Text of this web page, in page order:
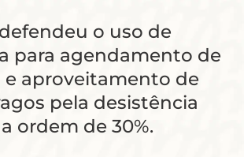
o uso de
para agendamento de
e aproveitamento de
pela desistência
ordem de 30%.